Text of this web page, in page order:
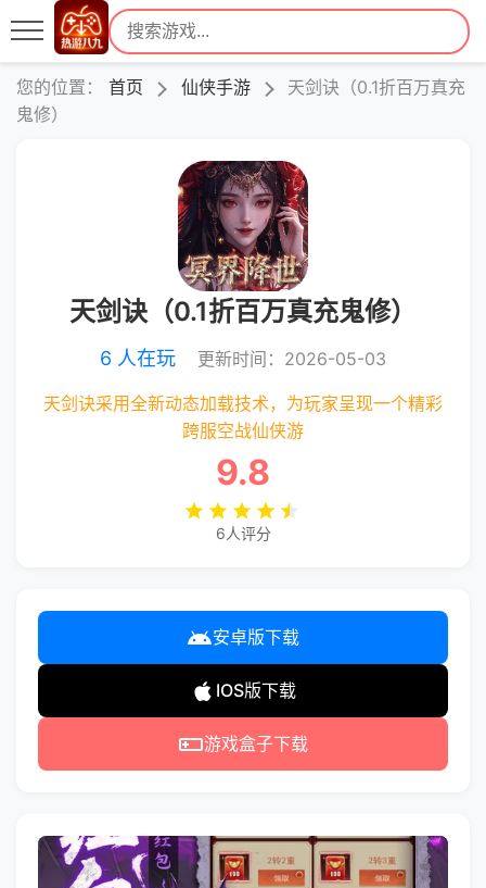
您的位置： 首页 仙侠手游
天剑诀（0.1折百万真充
鬼修）
天剑诀（0.1折百万真充鬼修）
6 人在玩 更新时间：2026-05-03
天剑诀采用全新动态加载技术，为玩家呈现一个精彩
跨服空战仙侠游
9.8
6人评分
安卓版下载
IOS版下载
游戏盒子下载